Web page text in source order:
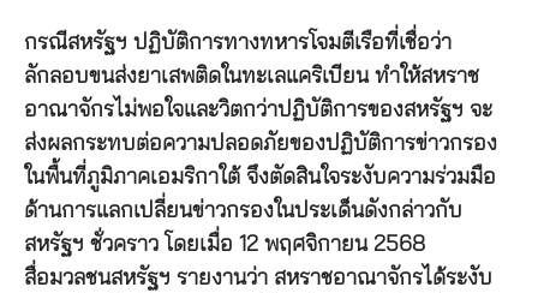
กรณีสหรัฐฯ ปฏิบัติการทางทหารโจมตีเรือที่เชื่อว่า
ลักลอบขนส่งยาเสพติดในทะเลแคริเบียน ทำให้สหราช
อาณาจักรไม่พอใจและวิตกว่าปฏิบัติการของสหรัฐฯ จะ
ส่งผลกระทบต่อความปลอดภัยของปฏิบัติการข่าวกรอง
ในพื้นที่ภูมิภาคเอมริกาใต้ จึงตัดสินใจระงับความร่วมมือ
ด้านการแลกเปลี่ยนข่าวกรองในประเด็นดังกล่าวกับ
สหรัฐฯ ชั่วคราว โดยเมื่อ 12 พฤศจิกายน 2568
สื่อมวลชนสหรัฐฯ รายงานว่า สหราชอาณาจักรได้ระงับ